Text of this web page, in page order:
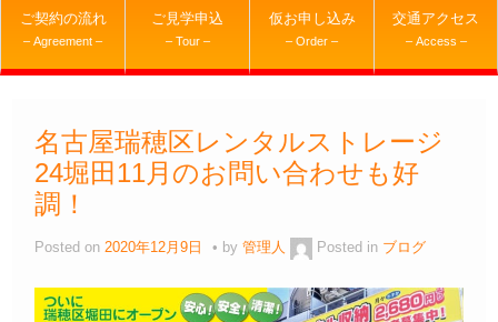
ご契約の流れ
– Agreement –
ご見学申込
– Tour –
仮お申し込み
– Order –
交通アクセス
– Access –
名古屋瑞穂区レンタルストレージ
24堀田11月のお問い合わせも好
調！
Posted on 2020年12月9日 by 管理人 Posted in ブログ